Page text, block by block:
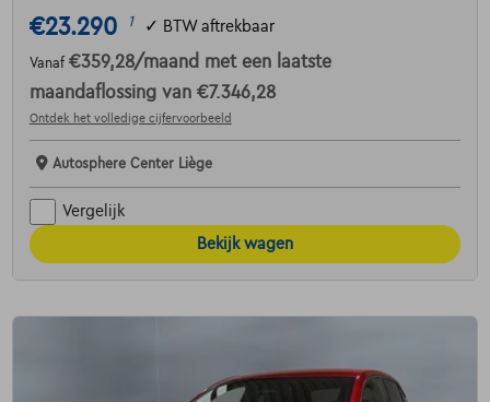
€23.290 1 ✓ BTW aftrekbaar
Vanaf €359,28/maand met een laatste
maandaflossing van €7.346,28
Ontdek het volledige cijfervoorbeeld
Autosphere Center Liège
Vergelijk
Bekijk wagen